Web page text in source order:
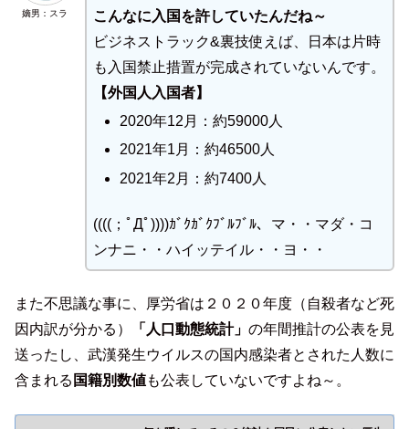
嫡男：スラ
こんなに入国を許していたんだね～
ビジネストラック&裏技使えば、日本は片時
も入国禁止措置が完成されていないんです。
【外国人入国者】
2020年12月：約59000⼈
2021年1月：約46500⼈
2021年2月：約7400人
((((；ﾟДﾟ))))ｶﾞｸｶﾞｸﾌﾞﾙﾌﾞﾙ、マ・・マダ・コ
ンナニ・・ハイッテイル・・ヨ・・
また不思議な事に、厚労省は２０２０年度（自殺者など死
因内訳が分かる）
「人口動態統計」 の年間推計の公表を見
送ったし、武漢発生ウイルスの国内感染者とされた人数に
含まれる 国籍別数値も公表していないですよね～。